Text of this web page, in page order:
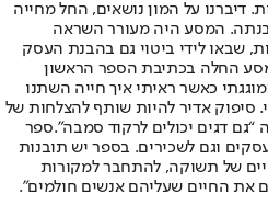
דיברנו על המון נושאים, החל מחייה
המסע היה מעורר השראה
שבאו לידי ביטוי גם בהבנת העסק
החלה בכתיבת הספר הראשון
כאשר ראיתי איך חייה השתנו
סיפוק אדיר להיות שותף להצלחות של
“גם דגים יכולים לרקוד סמבה”.ספר
וגם לשכירים. בספר יש תובנות
של תשוקה, להתחבר למקורות
את החיים שעליהם אנשים חולמים”.